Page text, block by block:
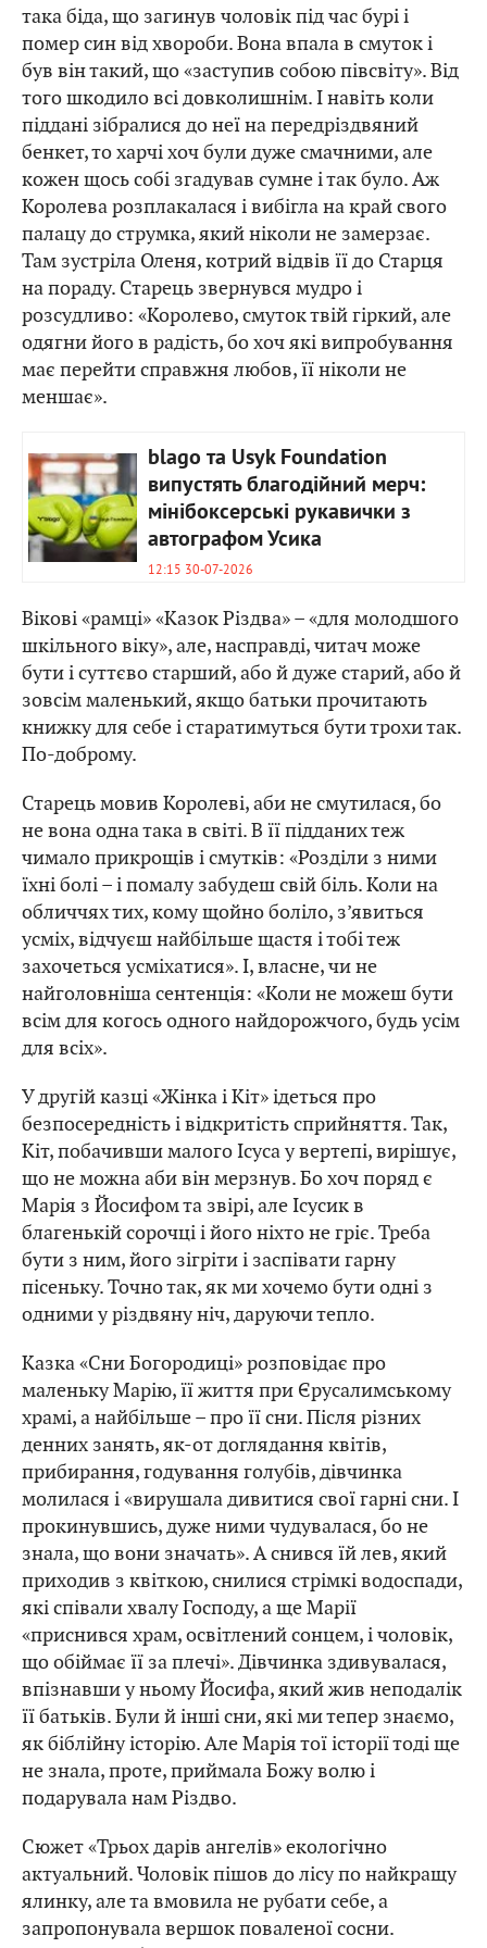
така біда, що загинув чоловік під час бурі і
помер син від хвороби. Вона впала в смуток і
був він такий, що «заступив собою півсвіту». Від
того шкодило всі довколишнім. І навіть коли
піддані зібралися до неї на передріздвяний
бенкет, то харчі хоч були дуже смачними, але
кожен щось собі згадував сумне і так було. Аж
Королева розплакалася і вибігла на край свого
палацу до струмка, який ніколи не замерзає.
Там зустріла Оленя, котрий відвів її до Старця
на пораду. Старець звернувся мудро і
розсудливо: «Королево, смуток твій гіркий, але
одягни його в радість, бо хоч які випробування
має перейти справжня любов, її ніколи не
меншає».
blago та Usyk Foundation
випустять благодійний мерч:
мінібоксерські рукавички з
автографом Усика
12:15 30-07-2026
Вікові «рамці» «Казок Різдва» – «для молодшого
шкільного віку», але, насправді, читач може
бути і суттєво старший, або й дуже старий, або й
зовсім маленький, якщо батьки прочитають
книжку для себе і старатимуться бути трохи так.
По-доброму.
Старець мовив Королеві, аби не смутилася, бо
не вона одна така в світі. В її підданих теж
чимало прикрощів і смутків: «Розділи з ними
їхні болі – і помалу забудеш свій біль. Коли на
обличчях тих, кому щойно боліло, з’явиться
усміх, відчуєш найбільше щастя і тобі теж
захочеться усміхатися». І, власне, чи не
найголовніша сентенція: «Коли не можеш бути
всім для когось одного найдорожчого, будь усім
для всіх».
У другій казці «Жінка і Кіт» ідеться про
безпосередність і відкритість сприйняття. Так,
Кіт, побачивши малого Ісуса у вертепі, вирішує,
що не можна аби він мерзнув. Бо хоч поряд є
Марія з Йосифом та звірі, але Ісусик в
благенькій сорочці і його ніхто не гріє. Треба
бути з ним, його зігріти і заспівати гарну
пісеньку. Точно так, як ми хочемо бути одні з
одними у різдвяну ніч, даруючи тепло.
Казка «Сни Богородиці» розповідає про
маленьку Марію, її життя при Єрусалимському
храмі, а найбільше – про її сни. Після різних
денних занять, як-от доглядання квітів,
прибирання, годування голубів, дівчинка
молилася і «вирушала дивитися свої гарні сни. І
прокинувшись, дуже ними чудувалася, бо не
знала, що вони значать». А снився їй лев, який
приходив з квіткою, снилися стрімкі водоспади,
які співали хвалу Господу, а ще Марії
«приснився храм, освітлений сонцем, і чоловік,
що обіймає її за плечі». Дівчинка здивувалася,
впізнавши у ньому Йосифа, який жив неподалік
її батьків. Були й інші сни, які ми тепер знаємо,
як біблійну історію. Але Марія тої історії тоді ще
не знала, проте, приймала Божу волю і
подарувала нам Різдво.
Сюжет «Трьох дарів ангелів» екологічно
актуальний. Чоловік пішов до лісу по найкращу
ялинку, але та вмовила не рубати себе, а
запропонувала вершок поваленої сосни.